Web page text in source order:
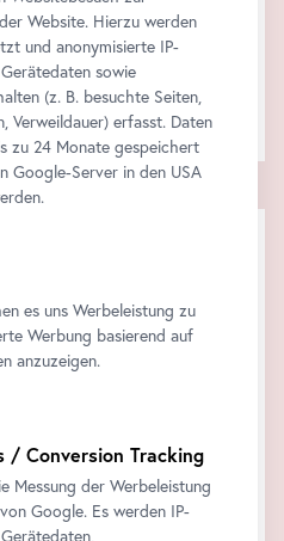
Website. Hierzu werden
und anonymisierte IP-
sowie
(z. B. besuchte Seiten,
Verweildauer) erfasst. Daten
zu 24 Monate gespeichert
Google-Server in den USA
es uns Werbeleistung zu
Werbung basierend auf
anzuzeigen.
/ Conversion Tracking
Messung der Werbeleistung
Google. Es werden IP-